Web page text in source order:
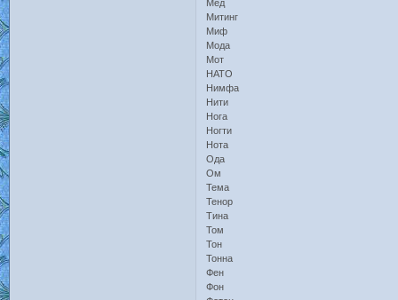
Мед
Митинг
Миф
Мода
Мот
НАТО
Нимфа
Нити
Нога
Ногти
Нота
Ода
Ом
Тема
Тенор
Тина
Том
Тон
Тонна
Фен
Фон